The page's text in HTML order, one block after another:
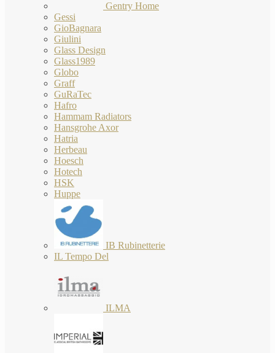
Gentry Home
Gessi
GioBagnara
Giulini
Glass Design
Glass1989
Globo
Graff
GuRaTec
Hafro
Hammam Radiators
Hansgrohe Axor
Hatria
Herbeau
Hoesch
Hotech
HSK
Huppe
IB Rubinetterie
IL Tempo Del
ILMA